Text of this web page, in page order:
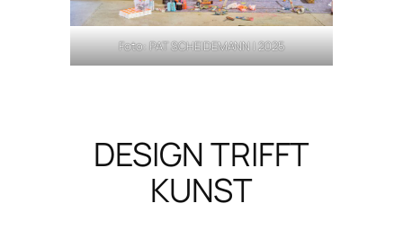
Foto: PAT SCHEIDEMANN | 2025
DESIGN TRIFFT
KUNST